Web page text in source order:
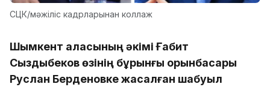
СЦК/мәжіліс кадрларынан коллаж
Шымкент қаласының әкімі Ғабит
Сыздықбеков өзінің бұрынғы орынбасары
Руслан Берденовке жасалған шабуыл